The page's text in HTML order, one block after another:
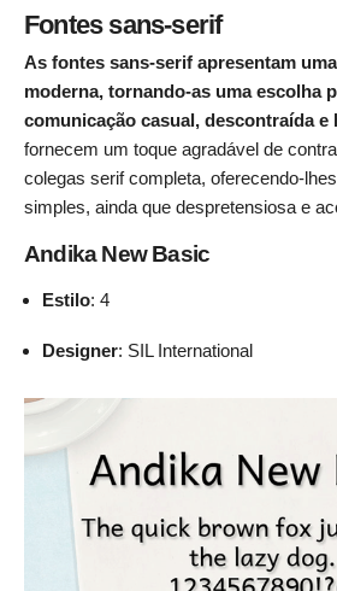
Fontes sans-serif
As fontes sans-serif apresentam
moderna, tornando-as uma escolha
comunicação casual, descontraída e
fornecem um toque agradável de
colegas serif completa, oferecendo-
simples, ainda que despretensiosa e
Andika New Basic
Estilo: 4
Designer: SIL International